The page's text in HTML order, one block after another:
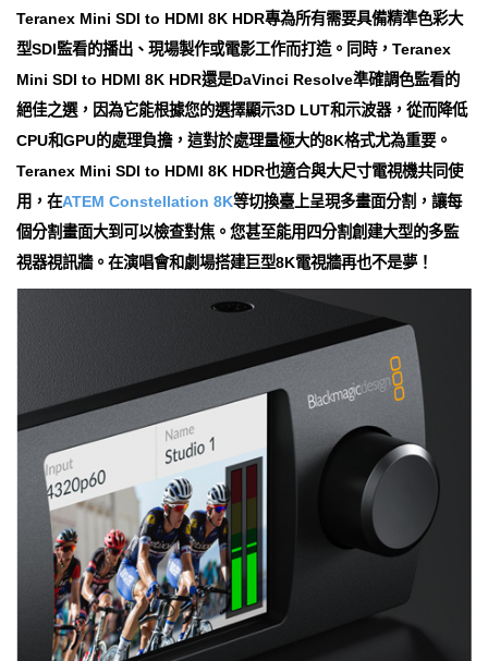
Teranex Mini SDI to HDMI 8K HDR專為所有需要具備精準色彩大
型SDI監看的播出、現場製作或電影工作而打造。同時，Teranex
Mini SDI to HDMI 8K HDR還是DaVinci Resolve準確調色監看的
絕佳之選，因為它能根據您的選擇顯示3D LUT和示波器，從而降低
CPU和GPU的處理負擔，這對於處理量極大的8K格式尤為重要。
Teranex Mini SDI to HDMI 8K HDR也適合與大尺寸電視機共同使
用，在ATEM Constellation 8K等切換臺上呈現多畫面分割，讓每
個分割畫面大到可以檢查對焦。您甚至能用四分割創建大型的多監
視器視訊牆。在演唱會和劇場搭建巨型8K電視牆再也不是夢！